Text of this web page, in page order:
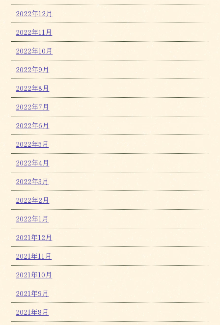
2022年12月
2022年11月
2022年10月
2022年9月
2022年8月
2022年7月
2022年6月
2022年5月
2022年4月
2022年3月
2022年2月
2022年1月
2021年12月
2021年11月
2021年10月
2021年9月
2021年8月